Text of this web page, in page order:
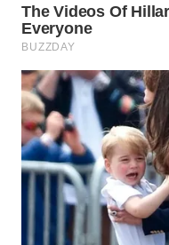
WAHANA
KONSUMEN
WAHANA
LISTRIK
WAHANA
TRAVEL
WAHANA